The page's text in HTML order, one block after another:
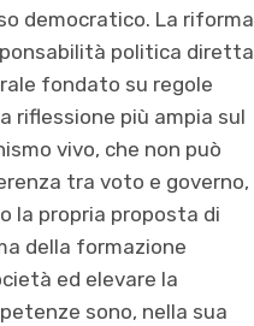
democratico. La riforma
politica diretta
fondato su regole
riflessione più ampia sul
vivo, che non può
tra voto e governo,
la propria proposta di
della formazione
ed elevare la
sono, nella sua